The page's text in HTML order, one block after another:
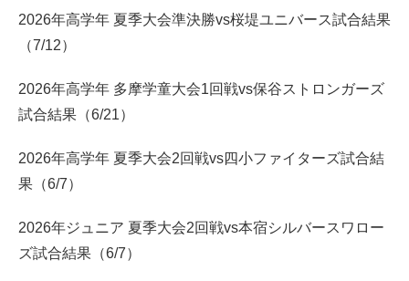
2026年高学年 夏季大会準決勝vs桜堤ユニバース試合結果
（7/12）
2026年高学年 多摩学童大会1回戦vs保谷ストロンガーズ
試合結果（6/21）
2026年高学年 夏季大会2回戦vs四小ファイターズ試合結
果（6/7）
2026年ジュニア 夏季大会2回戦vs本宿シルバースワロー
ズ試合結果（6/7）